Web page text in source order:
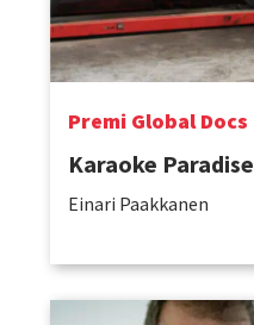
Premi Global Docs
Karaoke Paradise
Einari Paakkanen